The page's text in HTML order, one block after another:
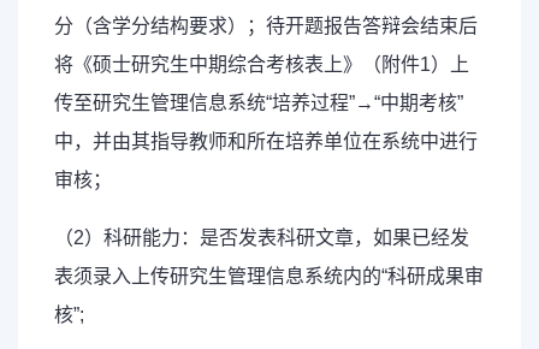
分（含学分结构要求）；待开题报告答辩会结束后
将《硕士研究生中期综合考核表上》（附件1）上
传至研究生管理信息系统“培养过程”→“中期考核”
中，并由其指导教师和所在培养单位在系统中进行
审核；
（2）科研能力：是否发表科研文章，如果已经发
表须录入上传研究生管理信息系统内的“科研成果审
核”;